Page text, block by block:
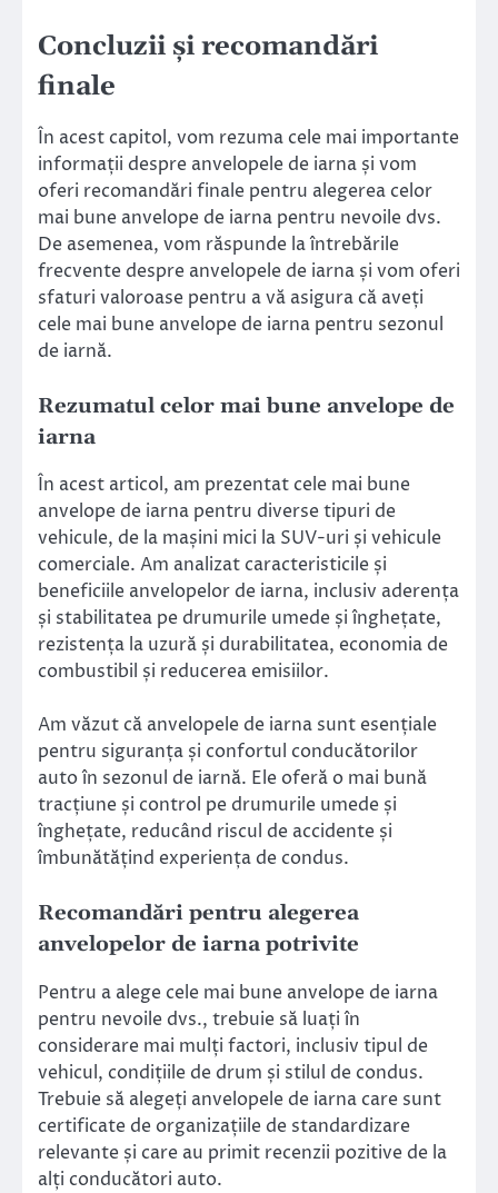
Concluzii și recomandări
finale
În acest capitol, vom rezuma cele mai importante
informații despre anvelopele de iarna și vom
oferi recomandări finale pentru alegerea celor
mai bune anvelope de iarna pentru nevoile dvs.
De asemenea, vom răspunde la întrebările
frecvente despre anvelopele de iarna și vom oferi
sfaturi valoroase pentru a vă asigura că aveți
cele mai bune anvelope de iarna pentru sezonul
de iarnă.
Rezumatul celor mai bune anvelope de
iarna
În acest articol, am prezentat cele mai bune
anvelope de iarna pentru diverse tipuri de
vehicule, de la mașini mici la SUV-uri și vehicule
comerciale. Am analizat caracteristicile și
beneficiile anvelopelor de iarna, inclusiv aderența
și stabilitatea pe drumurile umede și înghețate,
rezistența la uzură și durabilitatea, economia de
combustibil și reducerea emisiilor.
Am văzut că anvelopele de iarna sunt esențiale
pentru siguranța și confortul conducătorilor
auto în sezonul de iarnă. Ele oferă o mai bună
tracțiune și control pe drumurile umede și
înghețate, reducând riscul de accidente și
îmbunătățind experiența de condus.
Recomandări pentru alegerea
anvelopelor de iarna potrivite
Pentru a alege cele mai bune anvelope de iarna
pentru nevoile dvs., trebuie să luați în
considerare mai mulți factori, inclusiv tipul de
vehicul, condițiile de drum și stilul de condus.
Trebuie să alegeți anvelopele de iarna care sunt
certificate de organizațiile de standardizare
relevante și care au primit recenzii pozitive de la
alți conducători auto.